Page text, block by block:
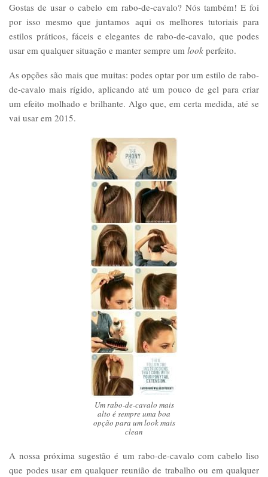
Gostas de usar o cabelo em rabo-de-cavalo? Nós também! E foi
por isso mesmo que juntamos aqui os melhores tutoriais para
estilos práticos, fáceis e elegantes de rabo-de-cavalo, que podes
usar em qualquer situação e manter sempre um look perfeito.
As opções são mais que muitas: podes optar por um estilo de rabo-
de-cavalo mais rígido, aplicando até um pouco de gel para criar
um efeito molhado e brilhante. Algo que, em certa medida, até se
vai usar em 2015.
Um rabo-de-cavalo mais
alto é sempre uma boa
opção para um look mais
clean
A nossa próxima sugestão é um rabo-de-cavalo com cabelo liso
que podes usar em qualquer reunião de trabalho ou em qualquer